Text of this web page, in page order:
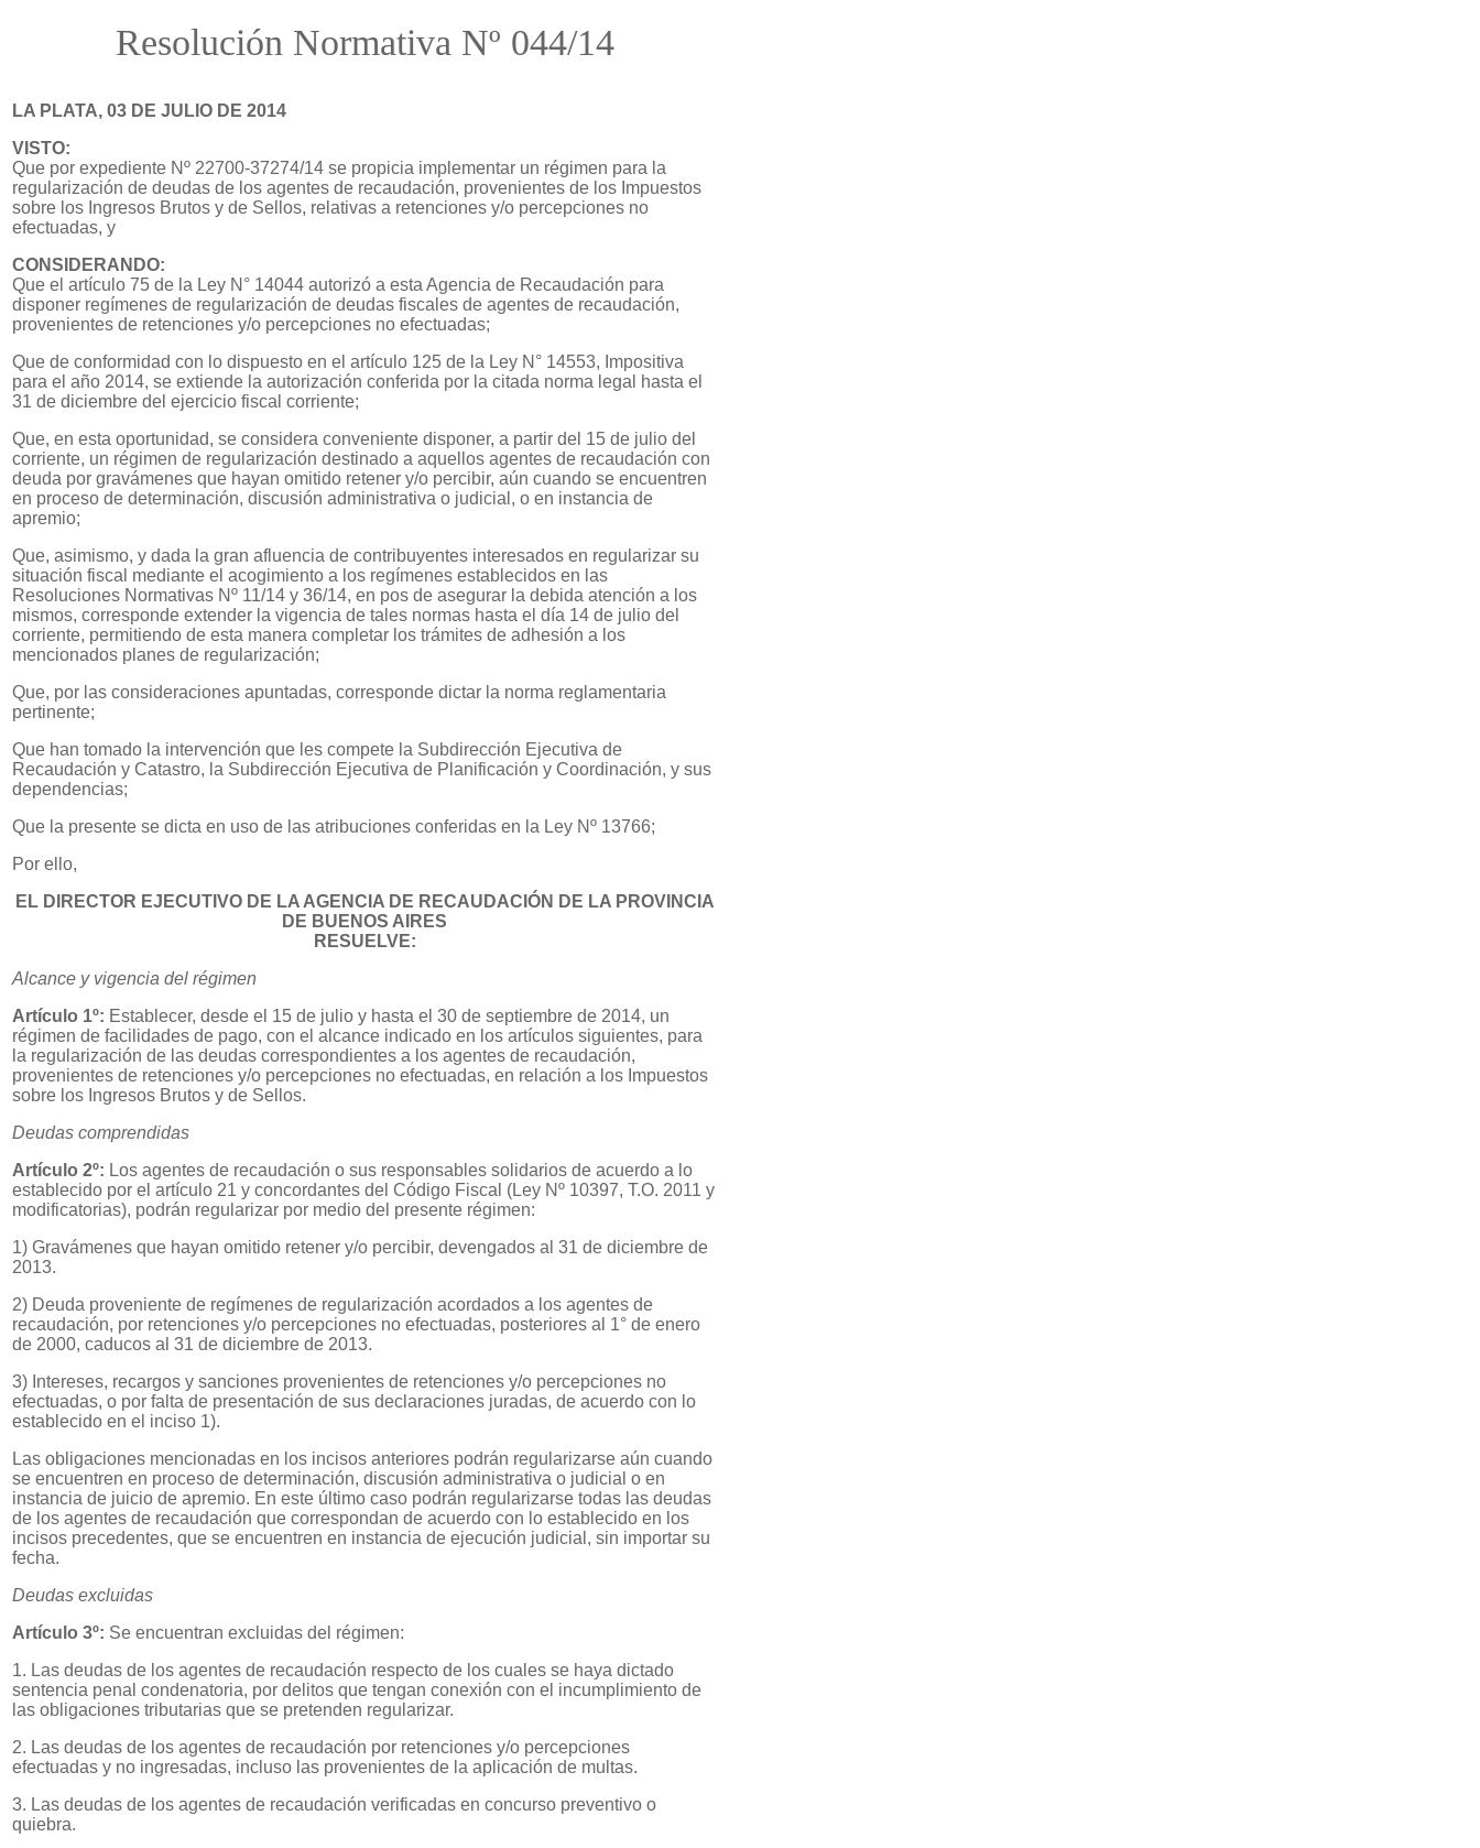
Resolución Normativa Nº 044/14
LA PLATA, 03 DE JULIO DE 2014
VISTO:
Que por expediente Nº 22700-37274/14 se propicia implementar un régimen para la
regularización de deudas de los agentes de recaudación, provenientes de los Impuestos
sobre los Ingresos Brutos y de Sellos, relativas a retenciones y/o percepciones no
efectuadas, y
CONSIDERANDO:
Que el artículo 75 de la Ley N° 14044 autorizó a esta Agencia de Recaudación para
disponer regímenes de regularización de deudas fiscales de agentes de recaudación,
provenientes de retenciones y/o percepciones no efectuadas;
Que de conformidad con lo dispuesto en el artículo 125 de la Ley N° 14553, Impositiva
para el año 2014, se extiende la autorización conferida por la citada norma legal hasta el
31 de diciembre del ejercicio fiscal corriente;
Que, en esta oportunidad, se considera conveniente disponer, a partir del 15 de julio del
corriente, un régimen de regularización destinado a aquellos agentes de recaudación con
deuda por gravámenes que hayan omitido retener y/o percibir, aún cuando se encuentren
en proceso de determinación, discusión administrativa o judicial, o en instancia de
apremio;
Que, asimismo, y dada la gran afluencia de contribuyentes interesados en regularizar su
situación fiscal mediante el acogimiento a los regímenes establecidos en las
Resoluciones Normativas Nº 11/14 y 36/14, en pos de asegurar la debida atención a los
mismos, corresponde extender la vigencia de tales normas hasta el día 14 de julio del
corriente, permitiendo de esta manera completar los trámites de adhesión a los
mencionados planes de regularización;
Que, por las consideraciones apuntadas, corresponde dictar la norma reglamentaria
pertinente;
Que han tomado la intervención que les compete la Subdirección Ejecutiva de
Recaudación y Catastro, la Subdirección Ejecutiva de Planificación y Coordinación, y sus
dependencias;
Que la presente se dicta en uso de las atribuciones conferidas en la Ley Nº 13766;
Por ello,
EL DIRECTOR EJECUTIVO DE LA AGENCIA DE RECAUDACIÓN DE LA PROVINCIA
DE BUENOS AIRES
RESUELVE:
Alcance y vigencia del régimen
Artículo 1º: Establecer, desde el 15 de julio y hasta el 30 de septiembre de 2014, un
régimen de facilidades de pago, con el alcance indicado en los artículos siguientes, para
la regularización de las deudas correspondientes a los agentes de recaudación,
provenientes de retenciones y/o percepciones no efectuadas, en relación a los Impuestos
sobre los Ingresos Brutos y de Sellos.
Deudas comprendidas
Artículo 2º: Los agentes de recaudación o sus responsables solidarios de acuerdo a lo
establecido por el artículo 21 y concordantes del Código Fiscal (Ley Nº 10397, T.O. 2011 y
modificatorias), podrán regularizar por medio del presente régimen:
1) Gravámenes que hayan omitido retener y/o percibir, devengados al 31 de diciembre de
2013.
2) Deuda proveniente de regímenes de regularización acordados a los agentes de
recaudación, por retenciones y/o percepciones no efectuadas, posteriores al 1° de enero
de 2000, caducos al 31 de diciembre de 2013.
3) Intereses, recargos y sanciones provenientes de retenciones y/o percepciones no
efectuadas, o por falta de presentación de sus declaraciones juradas, de acuerdo con lo
establecido en el inciso 1).
Las obligaciones mencionadas en los incisos anteriores podrán regularizarse aún cuando
se encuentren en proceso de determinación, discusión administrativa o judicial o en
instancia de juicio de apremio. En este último caso podrán regularizarse todas las deudas
de los agentes de recaudación que correspondan de acuerdo con lo establecido en los
incisos precedentes, que se encuentren en instancia de ejecución judicial, sin importar su
fecha.
Deudas excluidas
Artículo 3º: Se encuentran excluidas del régimen:
1. Las deudas de los agentes de recaudación respecto de los cuales se haya dictado
sentencia penal condenatoria, por delitos que tengan conexión con el incumplimiento de
las obligaciones tributarias que se pretenden regularizar.
2. Las deudas de los agentes de recaudación por retenciones y/o percepciones
efectuadas y no ingresadas, incluso las provenientes de la aplicación de multas.
3. Las deudas de los agentes de recaudación verificadas en concurso preventivo o
quiebra.